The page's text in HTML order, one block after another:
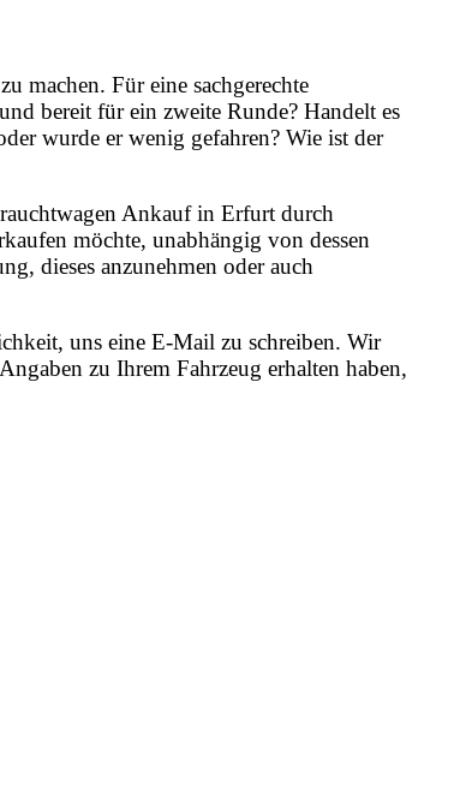
machen. Für eine sachgerechte
bereit für ein zweite Runde? Handelt es
wurde er wenig gefahren? Wie ist der
Ankauf in Erfurt durch
möchte, unabhängig von dessen
dieses anzunehmen oder auch
uns eine E-Mail zu schreiben. Wir
zu Ihrem Fahrzeug erhalten haben,